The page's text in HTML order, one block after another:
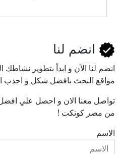
انضم لنا
انضم لنا اﻵن و ابدأ بتطوير
مواقع البحث بافضل شكل و اجذب
تواصل معنا الان و احصل علي
من مصر كونكت !
الاسم